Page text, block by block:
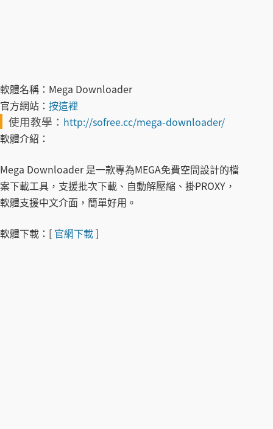
軟體名稱： Mega Downloader
官方網站： 按這裡
使用教學： http://sofree.cc/mega-downloader/
軟體介紹：
Mega Downloader 是一款專為MEGA免費空間設計的檔
案下載工具，支援批次下載、自動解壓縮、掛PROXY，
軟體支援中文介面，簡單好用。
軟體下載： [ 官網下載]